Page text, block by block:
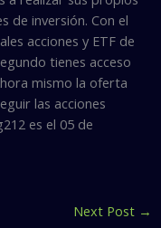
de inversión. Con el
acciones y ETF de
tienes acceso
mismo la oferta
las acciones
es el 05 de
Next Post →